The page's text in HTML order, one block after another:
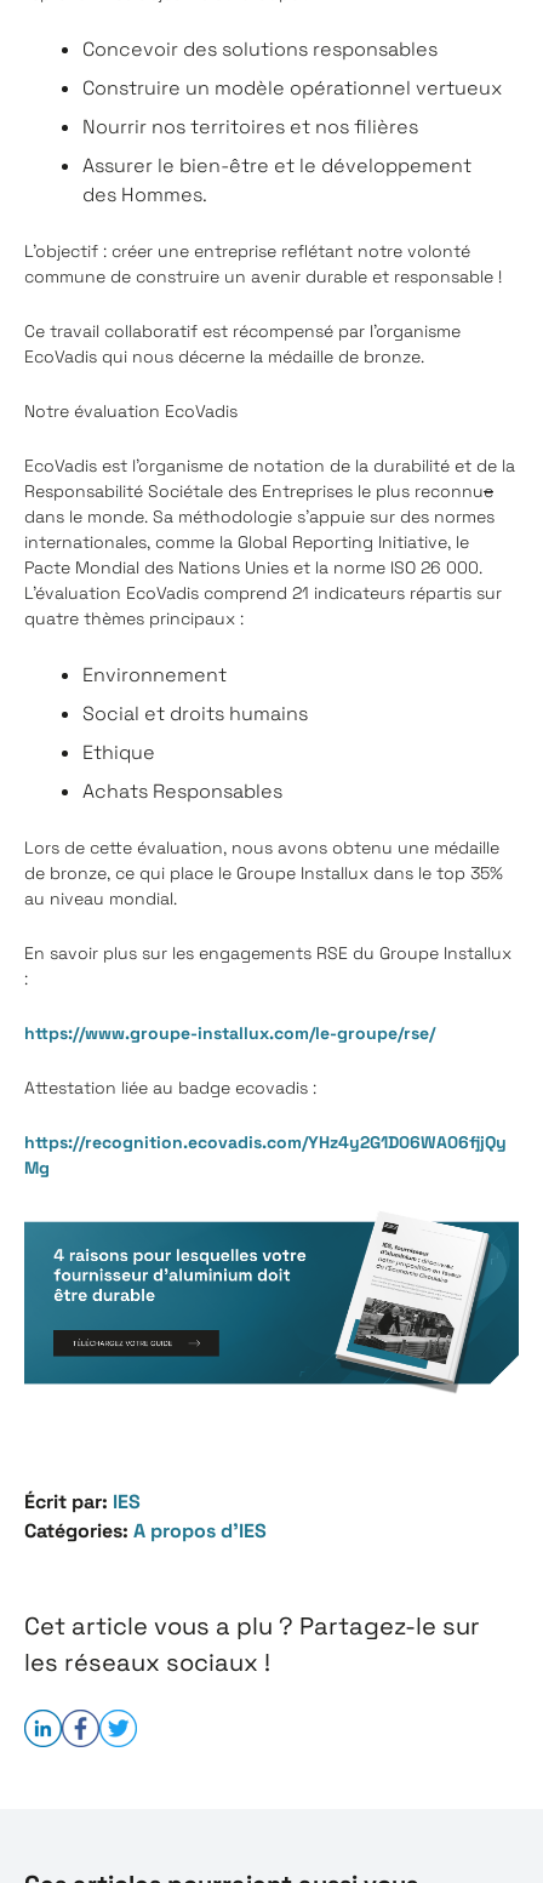
Concevoir des solutions responsables
Construire un modèle opérationnel vertueux
Nourrir nos territoires et nos filières
Assurer le bien-être et le développement
des Hommes.
L’objectif : créer une entreprise reflétant notre volonté
commune de construire un avenir durable et responsable !
Ce travail collaboratif est récompensé par l’organisme
EcoVadis qui nous décerne la médaille de bronze.
Notre évaluation EcoVadis
EcoVadis est l’organisme de notation de la durabilité et de la
Responsabilité Sociétale des Entreprises le plus reconnue
dans le monde. Sa méthodologie s’appuie sur des normes
internationales, comme la Global Reporting Initiative, le
Pacte Mondial des Nations Unies et la norme ISO 26 000.
L’évaluation EcoVadis comprend 21 indicateurs répartis sur
quatre thèmes principaux :
Environnement
Social et droits humains
Ethique
Achats Responsables
Lors de cette évaluation, nous avons obtenu une médaille
de bronze, ce qui place le Groupe Installux dans le top 35%
au niveau mondial.
En savoir plus sur les engagements RSE du Groupe Installux
:
https://www.groupe-installux.com/le-groupe/rse/
Attestation liée au badge ecovadis :
https://recognition.ecovadis.com/YHz4y2G1D06WA06fjjQy
Mg
Écrit par: IES
Catégories: A propos d’IES
Cet article vous a plu ? Partagez-le sur
les réseaux sociaux !